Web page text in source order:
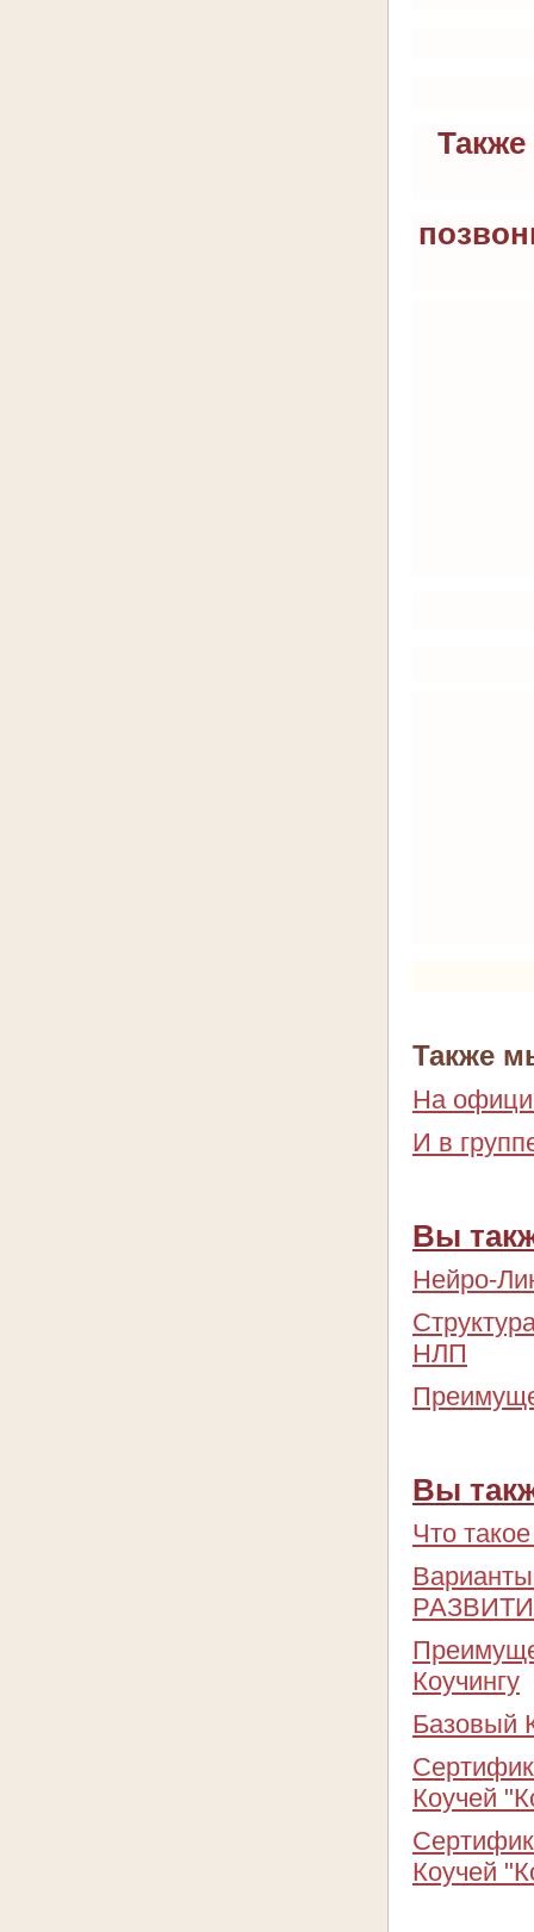
Также
На
И в
Вы
Нейро-
НЛП
Вы
Что
Коучингу
Базовый
Коучей
Коучей